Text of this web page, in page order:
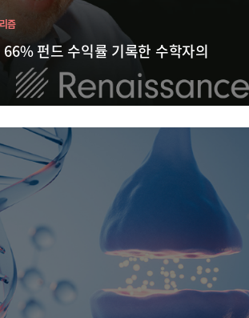
펀드 수익률 기록한 수학자의
즘